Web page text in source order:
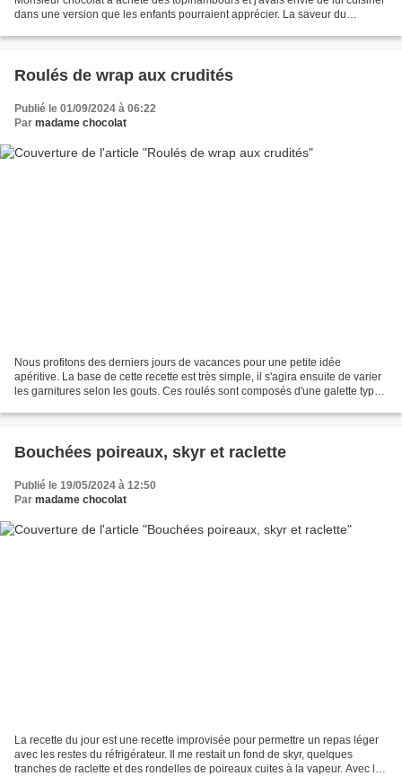
dans une version que les enfants pourraient apprécier. La saveur du
Roulés de wrap aux crudités
Publié le 01/09/2024 à 06:22
Par madame chocolat
Nous profitons des derniers jours de vacances pour une petite idée
apéritive. La base de cette recette est très simple, il s'agira ensuite de varier
les garnitures selon les gouts. Ces roulés sont composés d'une galette type
Bouchées poireaux, skyr et raclette
Publié le 19/05/2024 à 12:50
Par madame chocolat
La recette du jour est une recette improvisée pour permettre un repas léger
avec les restes du réfrigérateur. Il me restait un fond de skyr, quelques
tranches de raclette et des rondelles de poireaux cuites à la vapeur. Avec les